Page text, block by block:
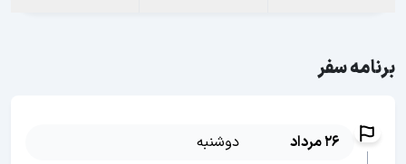
برنامه سفر
26 مرداد دوشنبه